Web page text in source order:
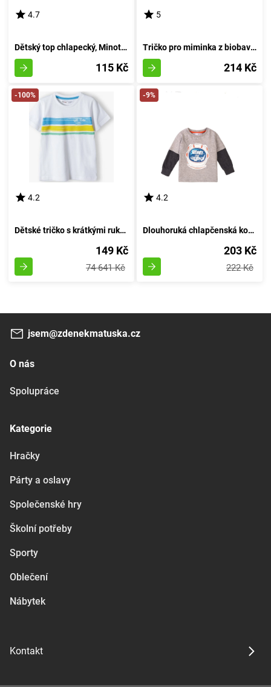
4.7
Dětský top chlapecký, Minoti, 1VEST 6, oranžový - velikost 152/158 | pro věk 12/13 let
115 Kč
5
Tričko pro miminka z biobavlny, Minoti, Simba 1, šedivé - velikost 74/80 | 9-12 měsíců
214 Kč
-100%
4.2
Dětské tričko s krátkými rukávy, Minoti, velikost 13tee 34, chlapec - 98/104 | 3/4 roky
149 Kč
74 641 Kč
-9%
4.2
Dlouhoruká chlapčenská košile, Minoti, Beam 3, šedá - velikost 98/104 | pro věk 3 až 4 roky
203 Kč
222 Kč
jsem@zdenekmatuska.cz
O nás
Spolupráce
Kategorie
Hračky
Párty a oslavy
Společenské hry
Školní potřeby
Sporty
Oblečení
Nábytek
Kontakt